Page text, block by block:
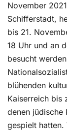
November
Schifferstadt,
bis 21.
18 Uhr und an
besucht
blühenden
Kaiserreich bis
denen jüdische
gespielt hatten.